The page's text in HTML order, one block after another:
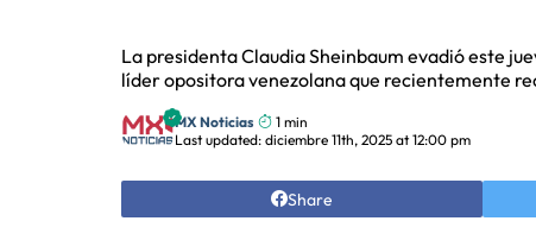
La presidenta Claudia Sheinbaum evadió este
líder opositora venezolana que recientemente
MX Noticias
1 min
Last updated: diciembre 11th, 2025 at 12:00 pm
Share